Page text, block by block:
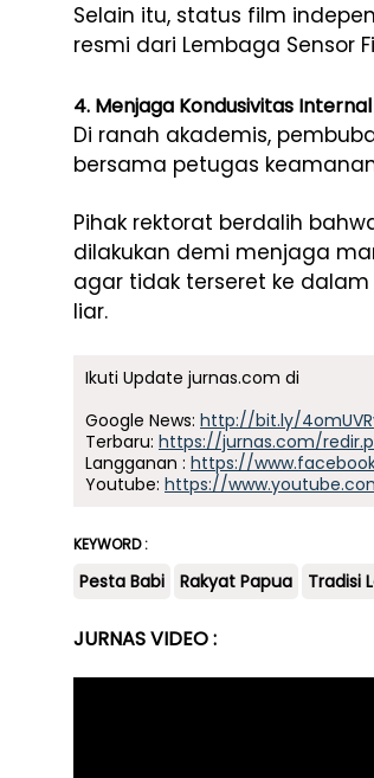
Selain itu, status film
resmi dari Lembaga Sensor
4. Menjaga Kondusivitas
Di ranah akademis,
bersama petugas
Pihak rektorat berdalih
dilakukan demi menjaga
agar tidak terseret ke
liar.
Ikuti Update jurnas.com di
Google News: http://bit.ly/
Terbaru: https://jurnas.com/
Langganan : https://
Youtube: https://
KEYWORD :
Pesta Babi Rakyat Papua Tradisi
JURNAS VIDEO :